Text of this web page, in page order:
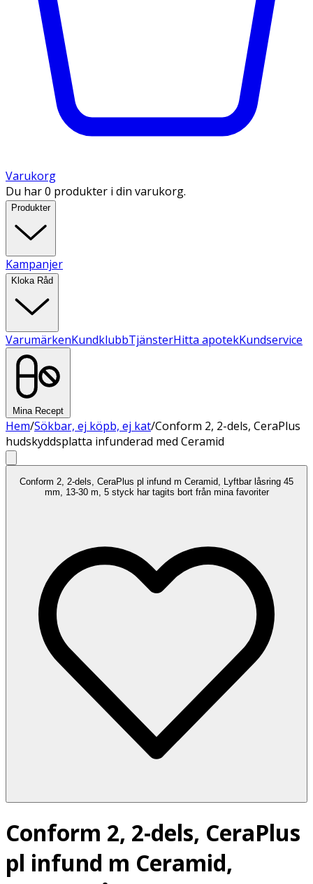
Varukorg
Du har 0 produkter i din varukorg.
Produkter
Kampanjer
Kloka Råd
VarumärkenKundklubbTjänsterHitta apotekKundservice
Mina Recept
Hem/Sökbar, ej köpb, ej kat/Conform 2, 2-dels, CeraPlus
hudskyddsplatta infunderad med Ceramid
Conform 2, 2-dels, CeraPlus pl infund m Ceramid, Lyftbar låsring 45
mm, 13-30 m, 5 styck har tagits bort från mina favoriter
Conform 2, 2-dels, CeraPlus
pl infund m Ceramid,